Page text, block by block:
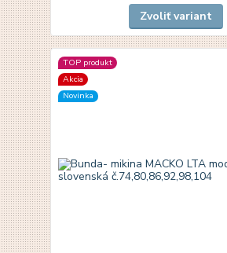
Zvoliť variant
TOP produkt
Akcia
Novinka